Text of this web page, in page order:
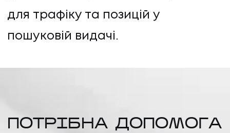
для трафіку та позицій у
пошуковій видачі.
ПОТРІБНА ДОПОМОГА